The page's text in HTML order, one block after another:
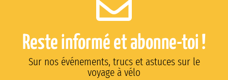
Reste informé et abonne-toi !
Sur nos événements, trucs et astuces sur le
voyage à vélo